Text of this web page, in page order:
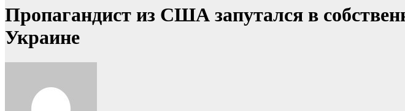
Пропагандист из США запутался в
Украине